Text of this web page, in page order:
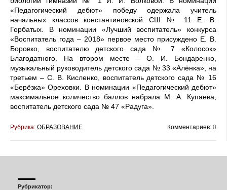
«Педагогический дебют» победу одержала учитель
начальных классов константиновской СШ № 11 Е. В.
Горбатых. В номинации «Лучший воспитатель» конкурса
«Воспитатель года – 2018» первое место присуждено Е. В.
Боровко, воспитателю детского сада № 7 «Колосок»
Благодатного. На втором месте – О. И. Бондаренко,
музыкальный руководитель детского сада № 33 «Алёнка», на
третьем – С. В. Кисленко, воспитатель детского сада № 16
«Берёзка» Ореховки. В номинации «Педагогический дебют»
максимальное количество баллов набрала М. А. Купаева,
воспитатель детского сада № 47 «Радуга».
Рубрика: ОБРАЗОВАНИЕ Комментариев: 0
Рубрикатор: